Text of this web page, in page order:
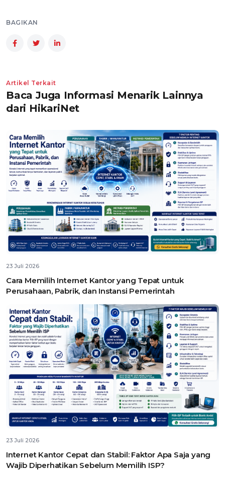
BAGIKAN
Artikel Terkait
Baca Juga Informasi Menarik Lainnya
dari HikariNet
23 Juli 2026
Cara Memilih Internet Kantor yang Tepat untuk
Perusahaan, Pabrik, dan Instansi Pemerintah
23 Juli 2026
Internet Kantor Cepat dan Stabil: Faktor Apa Saja yang
Wajib Diperhatikan Sebelum Memilih ISP?